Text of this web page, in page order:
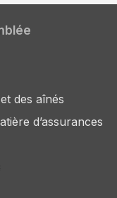
des aînés
d’assurances